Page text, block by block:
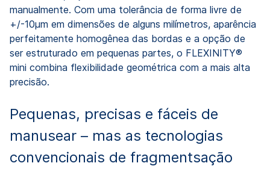
manualmente. Com uma tolerância de forma livre de
+/-10µm em dimensões de alguns milímetros, aparência
perfeitamente homogênea das bordas e a opção de
ser estruturado em pequenas partes, o FLEXINITY®
mini combina flexibilidade geométrica com a mais alta
precisão.
Pequenas, precisas e fáceis de
manusear – mas as tecnologias
convencionais de fragmentsação